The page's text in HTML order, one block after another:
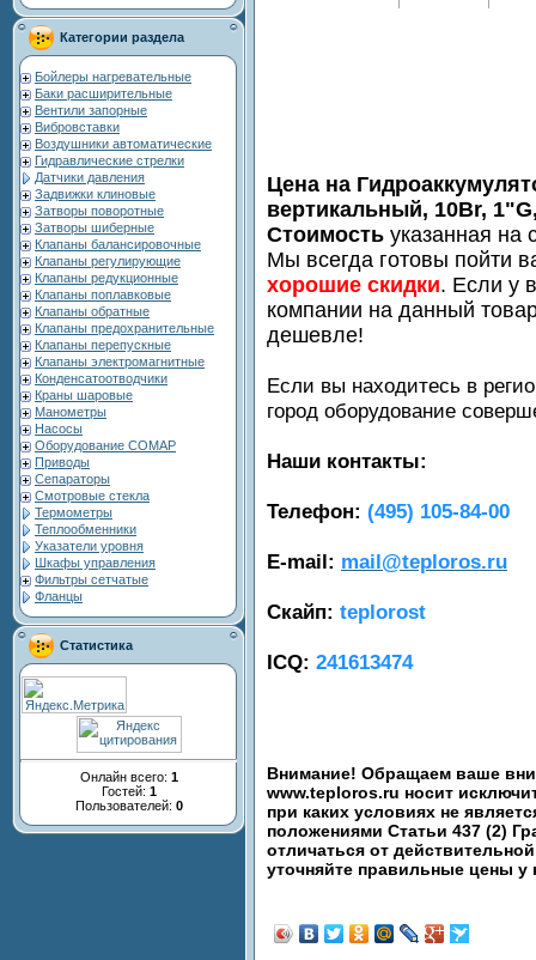
Категории раздела
Бойлеры нагревательные
Баки расширительные
Вентили запорные
Вибровставки
Воздушники автоматические
Гидравлические стрелки
Датчики давления
Задвижки клиновые
Затворы поворотные
Затворы шиберные
Клапаны балансировочные
Клапаны регулирующие
Клапаны редукционные
Клапаны поплавковые
Клапаны обратные
Клапаны предохранительные
Клапаны перепускные
Клапаны электромагнитные
Конденсатоотводчики
Краны шаровые
Манометры
Насосы
Оборудование COMAP
Приводы
Сепараторы
Смотровые стекла
Термометры
Теплообменники
Указатели уровня
Шкафы управления
Фильтры сетчатые
Фланцы
Статистика
Онлайн всего: 1
Гостей: 1
Пользователей: 0
Цена на
вертикальный, 10Br,
Стоимость указанная на
Мы всегда готовы пойти
хорошие скидки. Если у
компании на данный
дешевле!
Если вы находитесь в
город оборудование
Наши контакты:
Телефон: (495) 105-84-00
E-mail: mail@teploros.ru
Скайп: teplorost
ICQ: 241613474
Внимание! Обращаем ваше
www.teploros.ru носит
при каких условиях не
положениями Статьи 437 (2)
отличаться от
уточняйте правильные цены